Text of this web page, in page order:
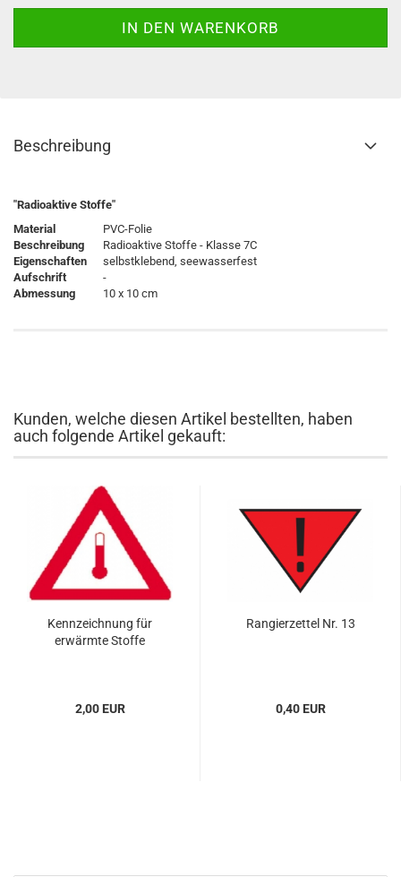
Beschreibung
"Radioaktive Stoffe"
Material
PVC-Folie
Beschreibung
Radioaktive Stoffe - Klasse 7C
Eigenschaften
selbstklebend, seewasserfest
Aufschrift
-
Abmessung
10 x 10 cm
Kunden, welche diesen Artikel bestellten, haben
auch folgende Artikel gekauft:
Kennzeichnung für
erwärmte Stoffe
2,00 EUR
Rangierzettel Nr. 13
0,40 EUR